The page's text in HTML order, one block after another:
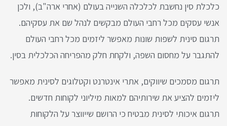
כלכלת סין נחשבת לכלכלה השנייה בעולם (אחרי ארה"ב), ולכן
אנשי עסקים מכל רחבי העולם מבקשים לנהל שם את עסקיהם.
תרגום סינית לשפות שונות מאפשר ליזמים מכל רחבי העולם
להתגבר על מחסום השפה, ולקחת חלק מהפריחה הכלכלית בסין.
תרגום מסמכים שיווקים, אתרי אינטרנט וקטלוגים לסינית מאפשר
ליזמים להציע את שירותיהם למאות מיליוני לקוחות חדשים.
תרגום איכותי לסינית מבטיח כי הרושם שייווצר על הלקוחות